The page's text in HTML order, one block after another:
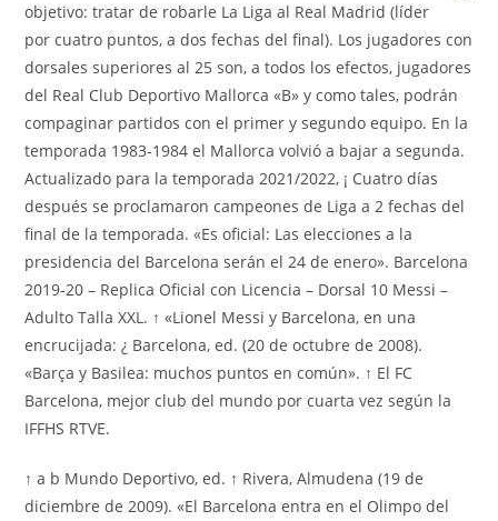
objetivo: tratar de robarle La Liga al Real Madrid (líder
por cuatro puntos, a dos fechas del final). Los jugadores con
dorsales superiores al 25 son, a todos los efectos, jugadores
del Real Club Deportivo Mallorca «B» y como tales, podrán
compaginar partidos con el primer y segundo equipo. En la
temporada 1983-1984 el Mallorca volvió a bajar a segunda.
Actualizado para la temporada 2021/2022, ¡ Cuatro días
después se proclamaron campeones de Liga a 2 fechas del
final de la temporada. «Es oficial: Las elecciones a la
presidencia del Barcelona serán el 24 de enero». Barcelona
2019-20 – Replica Oficial con Licencia – Dorsal 10 Messi –
Adulto Talla XXL. ↑ «Lionel Messi y Barcelona, en una
encrucijada: ¿ Barcelona, ed. (20 de octubre de 2008).
«Barça y Basilea: muchos puntos en común». ↑ El FC
Barcelona, mejor club del mundo por cuarta vez según la
IFFHS RTVE.
↑ a b Mundo Deportivo, ed. ↑ Rivera, Almudena (19 de
diciembre de 2009). «El Barcelona entra en el Olimpo del